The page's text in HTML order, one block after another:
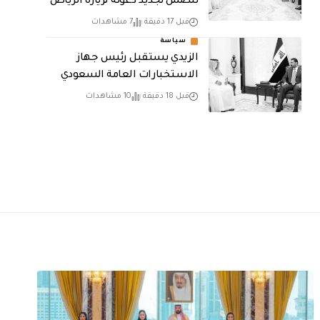
قبل 17 دقيقة 7 مشاهدات
سياسة
الزيدي يستقبل رئيس جهاز
الاستخبارات العامة السعودي
قبل 18 دقيقة 10 مشاهدات